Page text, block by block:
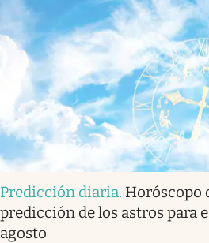
Predicción diaria. Horóscopo
predicción de los astros para
agosto